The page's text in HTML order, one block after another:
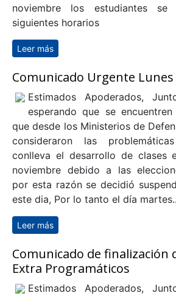
noviembre los estudiantes
siguientes horarios
Leer más
Comunicado Urgente
Estimados Apoderados,
esperando que se
que desde los Ministerios de
consideraron las
conlleva el desarrollo de clases
noviembre debido a las
por esta razón se decidió
este dia, Por lo tanto el día
Leer más
Comunicado de finalización
Extra Programáticos
Estimados Apoderados,